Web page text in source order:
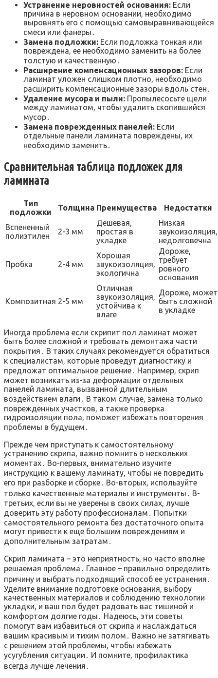
Устранение неровностей основания: Если
причина в неровном основании, необходимо
выровнять его с помощью самовыравнивающейся
смеси или фанеры․
Замена подложки: Если подложка тонкая или
повреждена, ее необходимо заменить на более
толстую и качественную․
Расширение компенсационных зазоров: Если
ламинат уложен слишком плотно, необходимо
расширить компенсационные зазоры вдоль стен․
Удаление мусора и пыли: Пропылесосьте щели
между ламинатом, чтобы удалить скопившийся
мусор․
Замена поврежденных панелей: Если
отдельные панели ламината повреждены, их
необходимо заменить․
Сравнительная таблица подложек для
ламината
Тип
подложки
Толщина Преимущества Недостатки
Вспененный
полиэтилен
2-3 мм
Дешевая,
простая в
укладке
Низкая
звукоизоляция,
недолговечна
Пробка 2-4 мм
Хорошая
звукоизоляция,
экологична
Дороже,
требует
ровного
основания
Композитная 2-5 мм
Отличная
звукоизоляция,
устойчива к
влаге
Дороже, может
быть сложной
в укладке
Иногда проблема если скрипит пол ламинат может
быть более сложной и требовать демонтажа части
покрытия․ В таких случаях рекомендуется обратиться
к специалистам, которые проведут диагностику и
предложат оптимальное решение․ Например, скрип
может возникать из-за деформации отдельных
панелей ламината, вызванной длительным
воздействием влаги․ В таком случае, замена только
поврежденных участков, а также проверка
гидроизоляции пола, поможет избежать повторения
проблемы в будущем․
Прежде чем приступать к самостоятельному
устранению скрипа, важно помнить о нескольких
моментах․ Во-первых, внимательно изучите
инструкцию к вашему ламинату, чтобы не повредить
его при разборке и сборке․ Во-вторых, используйте
только качественные материалы и инструменты․ В-
третьих, если вы не уверены в своих силах, лучше
доверить эту работу профессионалам․ Попытки
самостоятельного ремонта без достаточного опыта
могут привести к еще большим повреждениям и
дополнительным затратам․
Скрип ламината – это неприятность, но часто вполне
решаемая проблема․ Главное – правильно определить
причину и выбрать подходящий способ ее устранения․
Уделите внимание подготовке основания, выбору
качественных материалов и соблюдению технологии
укладки, и ваш пол будет радовать вас тишиной и
комфортом долгие годы․ Надеюсь, эти советы
помогут вам избавиться от скрипа и наслаждаться
вашим красивым и тихим полом․ Важно не затягивать
с решением этой проблемы, чтобы избежать
усугубления ситуации․ И помните, профилактика
всегда лучше лечения․